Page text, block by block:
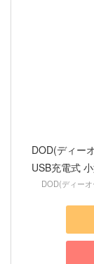
DOD(ディー
USB充電式
DOD(ディー